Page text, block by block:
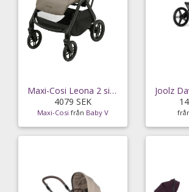
Maxi-Cosi Leona 2 sittvagn, twillic truffle/brun
4079 SEK
Maxi-Cosi från Baby V